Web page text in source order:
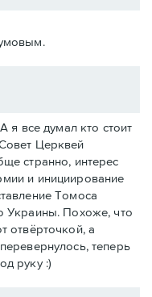
я все думал кто стоит
Церквей
странно, интерес
и инициирование
Томоса
Украины. Похоже, что
отвёрточкой, а
теперь
руку :)